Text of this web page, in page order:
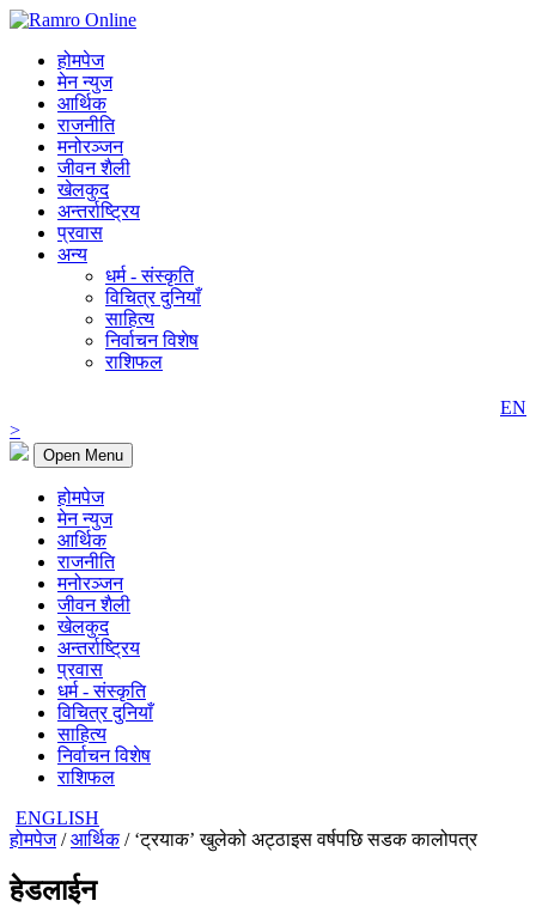
होमपेज
मेन न्युज
आर्थिक
राजनीति
मनोरञ्जन
जीवन शैली
खेलकुद
अन्तर्राष्ट्रिय
प्रवास
अन्य
धर्म - संस्कृति
विचित्र दुनियाँ
साहित्य
निर्वाचन विशेष
राशिफल
EN
>
Open Menu
होमपेज
मेन न्युज
आर्थिक
राजनीति
मनोरञ्जन
जीवन शैली
खेलकुद
अन्तर्राष्ट्रिय
प्रवास
धर्म - संस्कृति
विचित्र दुनियाँ
साहित्य
निर्वाचन विशेष
राशिफल
ENGLISH
होमपेज/आर्थिक/ ‘ट्रयाक’ खुलेको अट्ठाइस वर्षपछि सडक कालोपत्र
हेडलाईन